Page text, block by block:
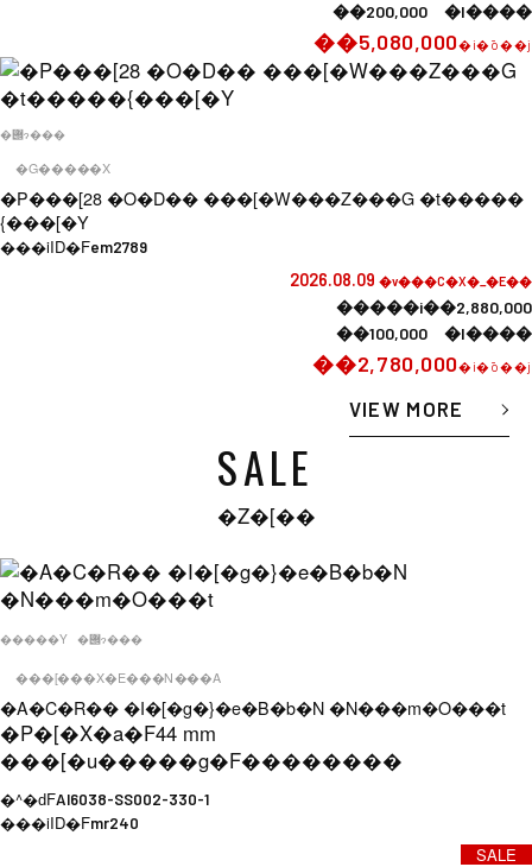
��200,000 �l����
��5,080,000�i�ō��j
�݌ɂ���
�G�����X
�P���[28 �O�D�� ���[�W���Z���G �t�����
{���[�Y
���iID�Fem2789
2026.08.09 �v���C�X�_�E��
�����i��2,880,000
��100,000 �l����
��2,780,000�i�ō��j
VIEW MORE
SALE
�Z�[��
�����Y �݌ɂ���
���[���X�E���N���A
�A�C�R�� �I�[�g�}�e�B�b�N �N���m�O���t
�P�[�X�a�F44 mm
���[�u�����g�F��������
�^�ԁFAI6038-SS002-330-1
���iID�Fmr240
SALE